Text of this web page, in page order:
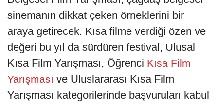
sinemanın dikkat çeken örneklerini bir
araya getirecek. Kısa filme verdiği özen ve
değeri bu yıl da sürdüren festival, Ulusal
Kısa Film Yarışması, Öğrenci Kısa Film
Yarışması ve Uluslararası Kısa Film
Yarışması kategorilerinde başvuruları kabul